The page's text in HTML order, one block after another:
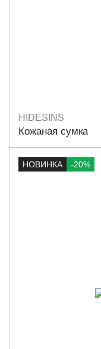
Размеры
HIDESINS
Кожаная сумка
НОВИНКА -20%